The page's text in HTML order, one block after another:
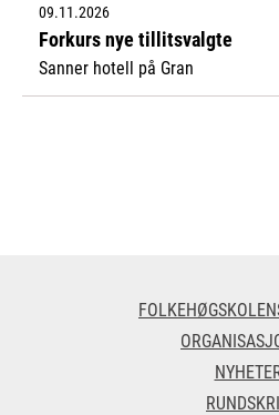
09.11.2026
Forkurs nye tillitsvalgte
Sanner hotell på Gran